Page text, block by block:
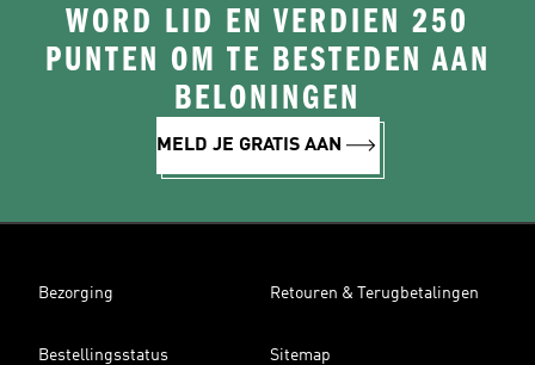
WORD LID EN VERDIEN 250
PUNTEN OM TE BESTEDEN AAN
BELONINGEN
MELD JE GRATIS AAN
Bezorging Retouren & Terugbetalingen
Bestellingsstatus Sitemap